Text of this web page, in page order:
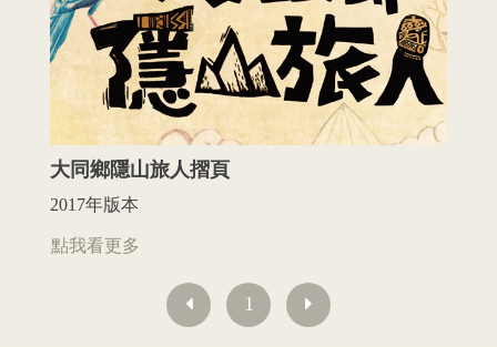
大同鄉隱山旅人摺頁
2017年版本
點我看更多
1